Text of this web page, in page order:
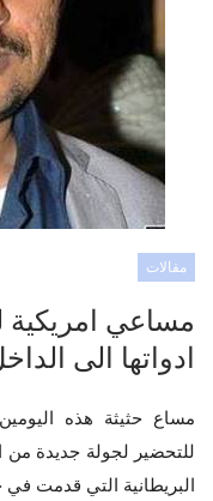
مقالات
مساعي
ادواتها الى
مساع حثيثة هذه
للتحضير لجولة جديدة من
البريطانية التي قدمت